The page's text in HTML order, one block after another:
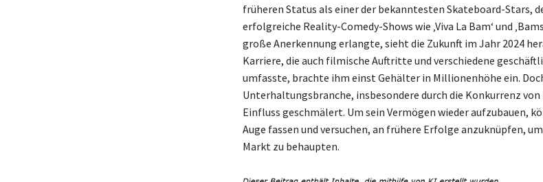
früheren Status als einer der bekanntesten Skateboard-Stars,
erfolgreiche Reality-Comedy-Shows wie ‚Viva La Bam‘ und
große Anerkennung erlangte, sieht die Zukunft im Jahr 2024
Karriere, die auch filmische Auftritte und verschiedene
umfasste, brachte ihm einst Gehälter in Millionenhöhe ein.
Unterhaltungsbranche, insbesondere durch die Konkurrenz
Einfluss geschmälert. Um sein Vermögen wieder aufzubauen,
Auge fassen und versuchen, an frühere Erfolge anzuknüpfen,
Markt zu behaupten.